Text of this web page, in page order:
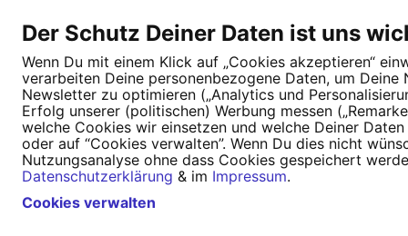
Tipps für deine Petition Darum WeAct
Nutzungsbedingungen
Der Schutz Deiner Daten ist uns
Wenn Du mit einem Klick auf „Cookies akzeptieren“
verarbeiten Deine personenbezogene Daten, um
Newsletter zu optimieren („Analytics und
Erfolg unserer (politischen) Werbung messen
welche Cookies wir einsetzen und welche Deiner
oder auf “Cookies verwalten”. Wenn Du dies nicht
Nutzungsanalyse ohne dass Cookies gespeichert
Datenschutzerklärung & im Impressum.
Cookies verwalten